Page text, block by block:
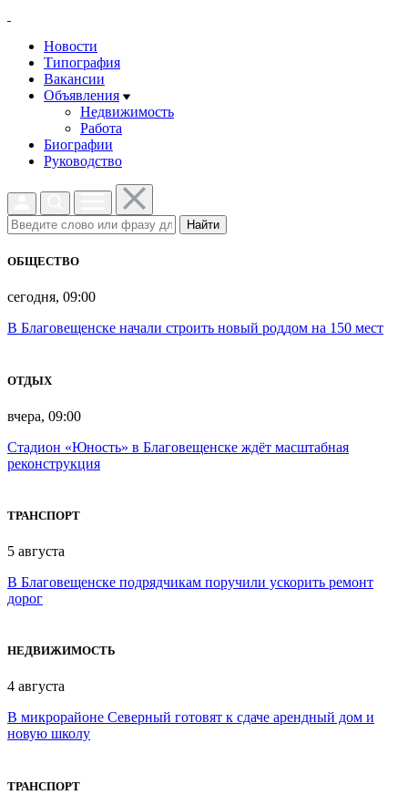
Новости
Типография
Вакансии
Объявления
Недвижимость
Работа
Биографии
Руководство
Найти
ОБЩЕСТВО
сегодня, 09:00
В Благовещенске начали строить новый роддом на 150 мест
ОТДЫХ
вчера, 09:00
Стадион «Юность» в Благовещенске ждёт масштабная
реконструкция
ТРАНСПОРТ
5 августа
В Благовещенске подрядчикам поручили ускорить ремонт
дорог
НЕДВИЖИМОСТЬ
4 августа
В микрорайоне Северный готовят к сдаче арендный дом и
новую школу
ТРАНСПОРТ